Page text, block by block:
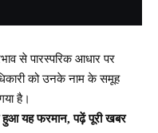
से पारस्परिक आधार पर
को उनके नाम के समूह
है।
हुआ यह फरमान, पढ़ें पूरी खबर